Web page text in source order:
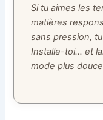
Si tu aimes les
matières
sans pression,
Installe-toi… et
mode plus